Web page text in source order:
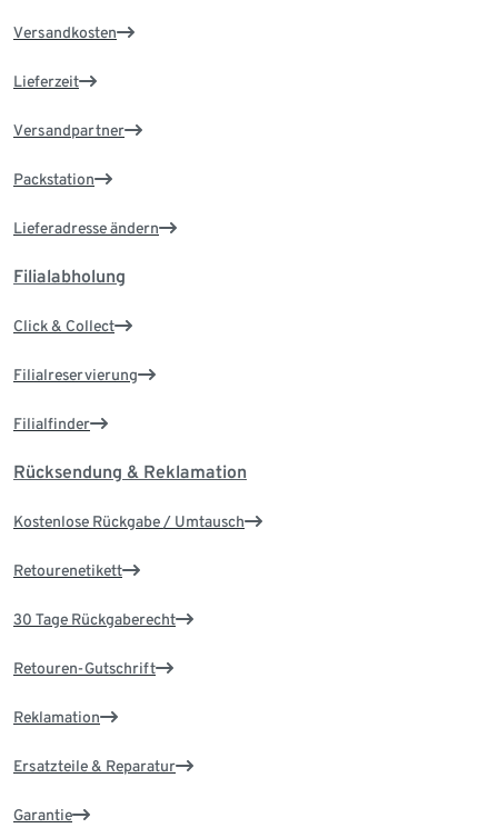
Versandkosten
Lieferzeit
Versandpartner
Packstation
Lieferadresse ändern
Filialabholung
Click & Collect
Filialreservierung
Filialfinder
Rücksendung & Reklamation
Kostenlose Rückgabe / Umtausch
Retourenetikett
30 Tage Rückgaberecht
Retouren-Gutschrift
Reklamation
Ersatzteile & Reparatur
Garantie